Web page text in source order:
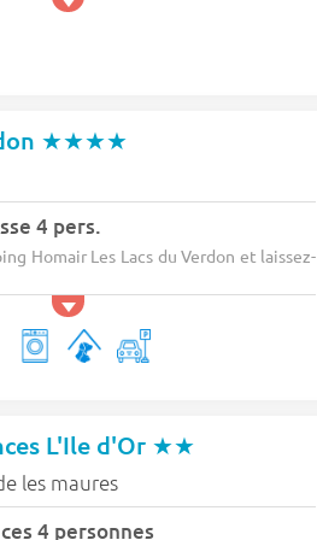
★★★★
4 pers.
Homair Les Lacs du Verdon et laissez-
L'Ile d'Or ★★
les maures
4 personnes